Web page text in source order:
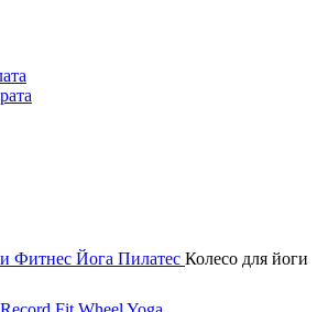
Фитнес Йога Пилатес Колесо для йоги